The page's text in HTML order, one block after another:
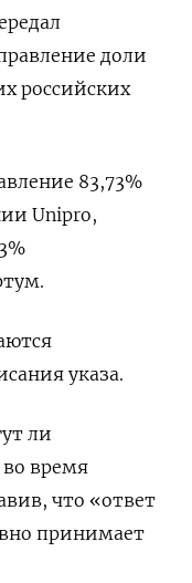
доли
российских
83,73%
Unipro,
указа.
ли
время
что «ответ
принимает